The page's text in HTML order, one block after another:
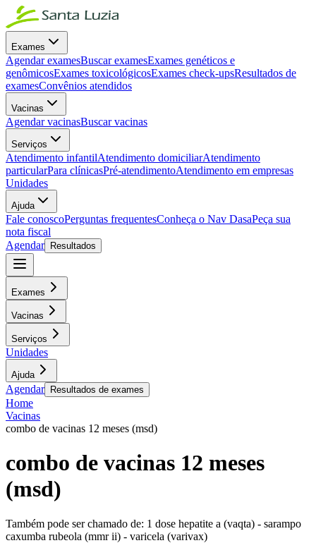
Exames
Agendar examesBuscar examesExames genéticos e
genômicosExames toxicológicosExames check-upsResultados de
examesConvênios atendidos
Vacinas
Agendar vacinasBuscar vacinas
Serviços
Atendimento infantilAtendimento domiciliarAtendimento
particularPara clínicasPré-atendimentoAtendimento em empresas
Unidades
Ajuda
Fale conoscoPerguntas frequentesConheça o Nav DasaPeça sua
nota fiscal
Agendar
Resultados
Exames
Vacinas
Serviços
Unidades
Ajuda
Agendar Resultados de exames
Home
Vacinas
combo de vacinas 12 meses (msd)
combo de vacinas 12 meses
(msd)
Também pode ser chamado de: 1 dose hepatite a (vaqta) - sarampo
caxumba rubeola (mmr ii) - varicela (varivax)